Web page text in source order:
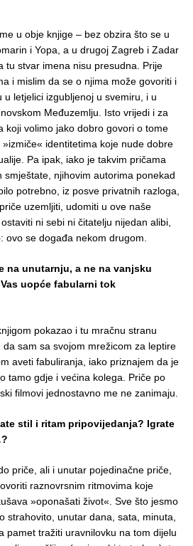
u obje knjige – bez obzira što se u
i Yopa, a u drugoj Zagreb i Zadar
tu stvar imena nisu presudna. Prije
i mislim da se o njima može govoriti i
letjelici izgubljenoj u svemiru, i u
Međuzemlju. Isto vrijedi i za
koji volimo jako dobro govori o tome
identitetima koje nude dobre
Pa ipak, iako je takvim pričama
smještate, njihovim autorima ponekad
potrebno, iz posve privatnih razloga,
uzemljiti, udomiti u ove naše
ni sebi ni čitatelju nijedan alibi,
ovo se događa nekom drugom.
na unutarnju, a ne na vanjsku
uopće fabularni tok
pokazao i tu mračnu stranu
sam sa svojom mrežicom za leptire
aveti fabuliranja, iako priznajem da je
tamo gdje i većina kolega. Priče po
filmovi jednostavno me ne zanimaju.
stil i ritam pripovijedanja? Igrate
priče, ali i unutar pojedinačne priče,
raznovrsnim ritmovima koje
»oponašati život«. Sve što jesmo
strahovito, unutar dana, sata, minuta,
pamet tražiti uravnilovku na tom dijelu